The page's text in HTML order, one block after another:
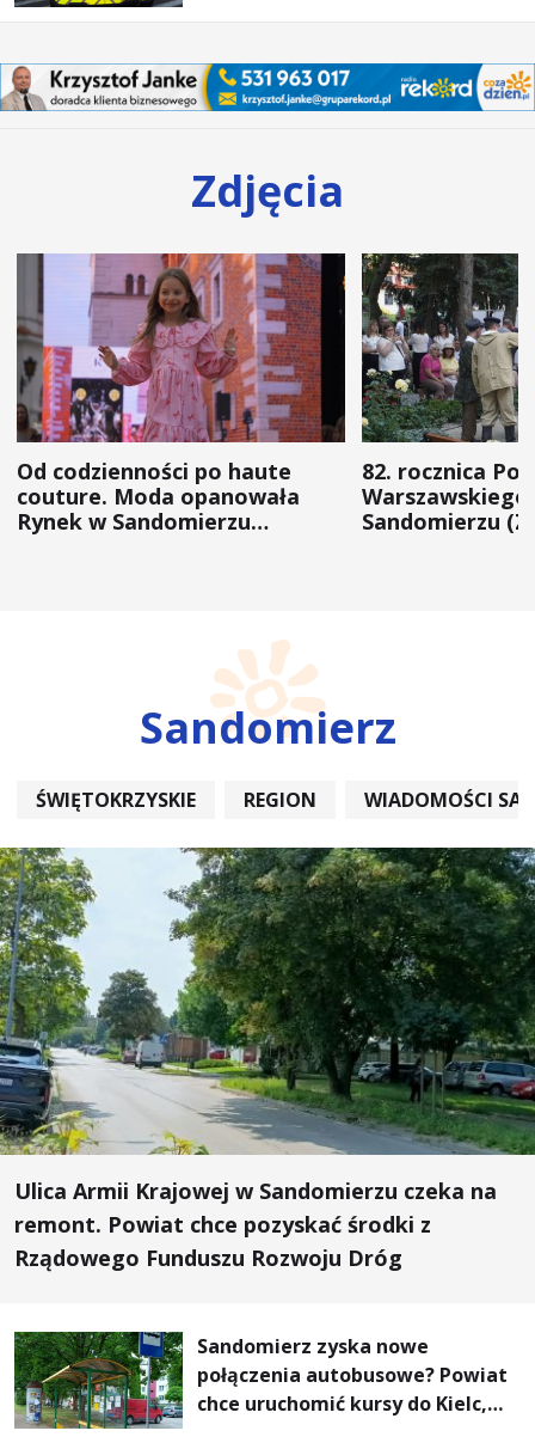
Zdjęcia
Od codzienności po haute
couture. Moda opanowała
Rynek w Sandomierzu
82. rocznica
Warszawskiego
Sandomierzu
Sandomierz
ŚWIĘTOKRZYSKIE REGION WIADOMOŚCI
Ulica Armii Krajowej w Sandomierzu czeka na
remont. Powiat chce pozyskać środki z
Rządowego Funduszu Rozwoju Dróg
Sandomierz zyska nowe
połączenia autobusowe? Powiat
chce uruchomić kursy do Kielc,